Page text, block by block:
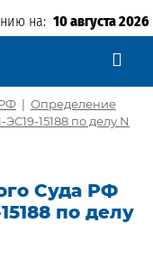
на: 10 августа 2026
| Определение
15188 по делу N
Суда РФ
по делу